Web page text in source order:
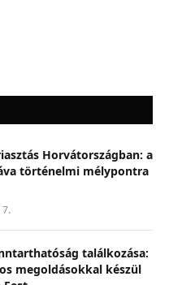
Horvátországban: a
történelmi mélypontra
7.
találkozása:
megoldásokkal készül